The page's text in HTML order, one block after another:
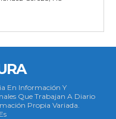
En Información Y
Que Trabajan A Diario
Propia Variada.